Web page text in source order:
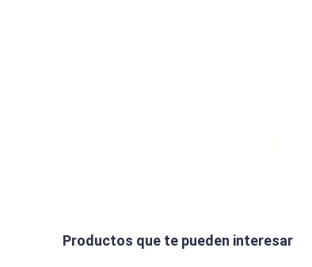
Productos que te pueden interesar